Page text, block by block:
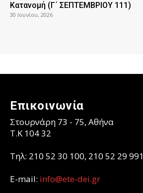
Κατανομή (Γ΄ ΣΕΠΤΕΜΒΡΙΟΥ 111)
30 Ιουνίου, 2026
Επικοινωνία
Στουρνάρη 73 - 75, Αθήνα
T.K 104 32
Τηλ: 210 52 30 100, 210 52 29 991
E-mail: info@ete-dei.gr